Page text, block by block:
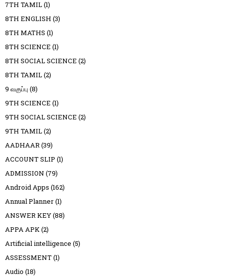
7TH TAMIL(1)
8TH ENGLISH (3)
8TH MATHS (1)
8TH SCIENCE (1)
8TH SOCIAL SCIENCE (2)
8TH TAMIL(2)
9 வகுப்பு (8)
9TH SCIENCE (1)
9TH SOCIAL SCIENCE (2)
9TH TAMIL(2)
AADHAAR(39)
ACCOUNT SLIP (1)
ADMISSION (79)
Android Apps (162)
Annual Planner(1)
ANSWER KEY(88)
APPA APK(2)
Artificial intelligence (5)
ASSESSMENT(1)
Audio (18)